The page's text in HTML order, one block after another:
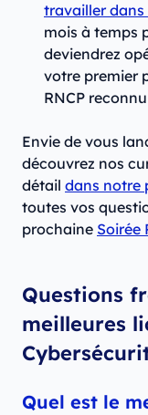
travailler dans
mois à temps
deviendrez
votre premier
RNCP
Envie de vous
découvrez nos
détail dans notre
toutes vos
prochaine Soirée
Questions
meilleures
Quel est le